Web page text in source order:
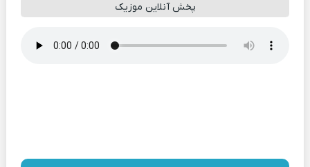
پخش آنلاین موزیک